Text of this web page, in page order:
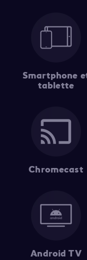
Smartphone
tablette
Chromecast
Android TV